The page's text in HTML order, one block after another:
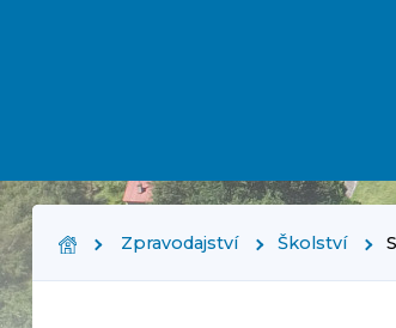
Zpravodajství Školství